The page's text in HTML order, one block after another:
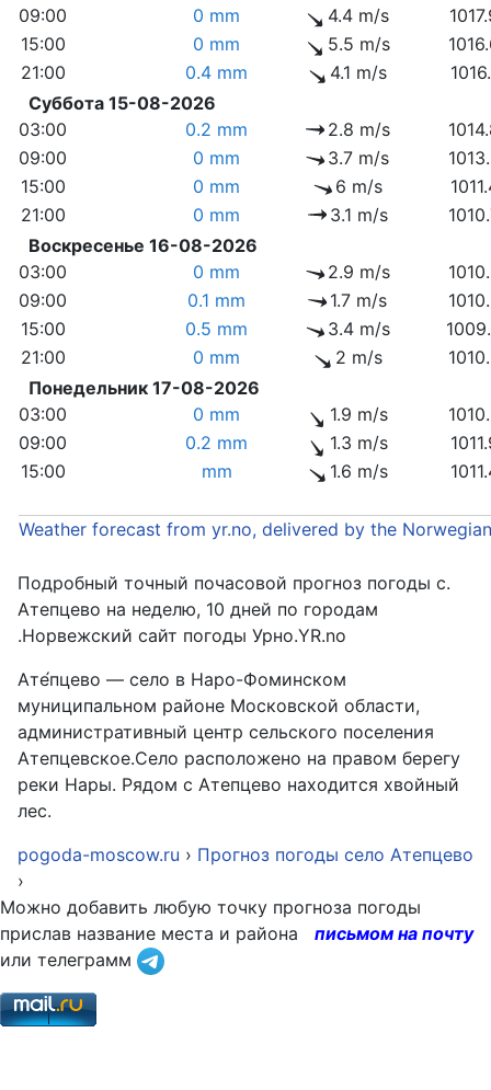
09:00 0 mm 4.4 m/s
15:00
0 mm 5.5 m/s
21:00
0.4 mm 4.1 m/s
Суббота 15-08-2026
03:00
0.2 mm 2.8 m/s
09:00
0 mm 3.7 m/s
15:00
0 mm 6 m/s
21:00
0 mm 3.1 m/s
Воскресенье 16-08-2026
03:00
0 mm 2.9 m/s
09:00
0.1 mm 1.7 m/s
15:00
0.5 mm 3.4 m/s
21:00
0 mm 2 m/s
Понедельник 17-08-2026
03:00
0 mm 1.9 m/s
09:00
0.2 mm 1.3 m/s
15:00
mm 1.6 m/s
Weather forecast from yr.no, delivered by the
Подробный точный почасовой прогноз погоды с.
Атепцево на неделю, 10 дней по городам
.Норвежский сайт погоды Урно.YR.no
Ате́пцево — село в Наро-Фоминском
муниципальном районе Московской области,
административный центр сельского поселения
Атепцевское.Село расположено на правом берегу
реки Нары. Рядом с Атепцево находится хвойный
лес.
pogoda-moscow.ru › Прогноз погоды село Атепцево
›
Можно добавить любую точку прогноза погоды
прислав название места и района
письмом на почту
или телеграмм